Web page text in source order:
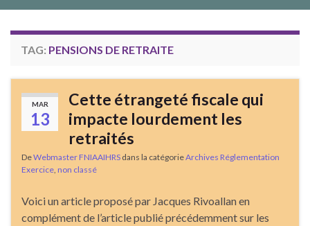
TAG: PENSIONS DE RETRAITE
MAR
13
Cette étrangeté fiscale qui
impacte lourdement les
retraités
DeWebmaster FNIAAIHRS dans la catégorieArchives Réglementation
Exercice non classé
Voici un article proposé par Jacques Rivoallan en
complément de l’article publié précédemment sur les